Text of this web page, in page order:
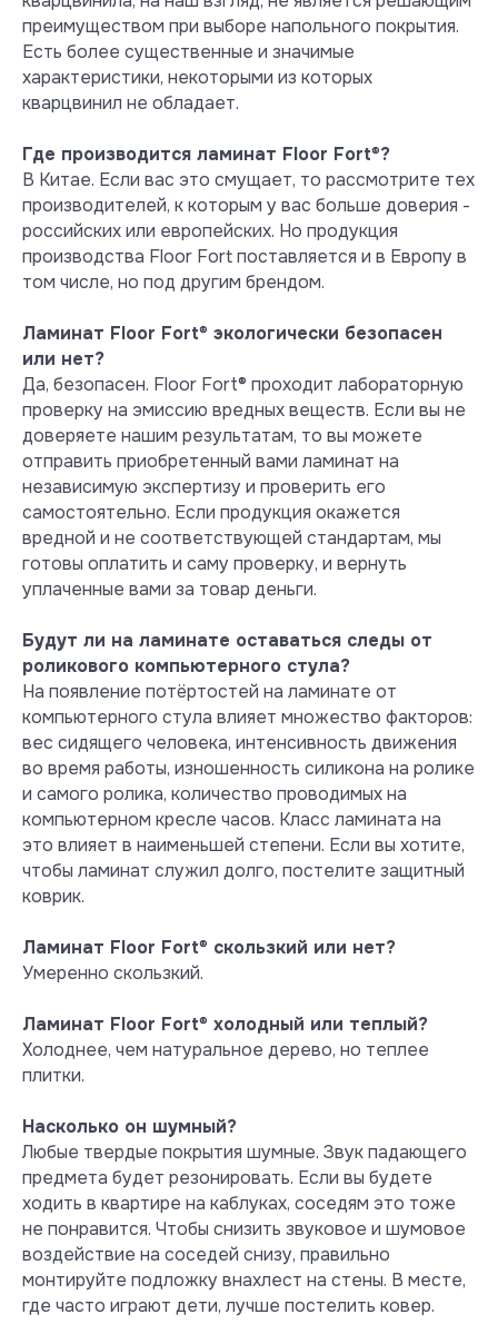
преимуществом при выборе напольного покрытия.
Есть более существенные и значимые
характеристики, некоторыми из которых
кварцвинил не обладает.
Где производится ламинат Floor Fort®?
В Китае. Если вас это смущает, то рассмотрите тех
производителей, к которым у вас больше доверия -
российских или европейских. Но продукция
производства Floor Fort поставляется и в Европу в
том числе, но под другим брендом.
Ламинат Floor Fort® экологически безопасен
или нет?
Да, безопасен. Floor Fort® проходит лабораторную
проверку на эмиссию вредных веществ. Если вы не
доверяете нашим результатам, то вы можете
отправить приобретенный вами ламинат на
независимую экспертизу и проверить его
самостоятельно. Если продукция окажется
вредной и не соответствующей стандартам, мы
готовы оплатить и саму проверку, и вернуть
уплаченные вами за товар деньги.
Будут ли на ламинате оставаться следы от
роликового компьютерного стула?
На появление потёртостей на ламинате от
компьютерного стула влияет множество факторов:
вес сидящего человека, интенсивность движения
во время работы, изношенность силикона на ролике
и самого ролика, количество проводимых на
компьютерном кресле часов. Класс ламината на
это влияет в наименьшей степени. Если вы хотите,
чтобы ламинат служил долго, постелите защитный
коврик.
Ламинат Floor Fort® скользкий или нет?
Умеренно скользкий.
Ламинат Floor Fort® холодный или теплый?
Холоднее, чем натуральное дерево, но теплее
плитки.
Насколько он шумный?
Любые твердые покрытия шумные. Звук падающего
предмета будет резонировать. Если вы будете
ходить в квартире на каблуках, соседям это тоже
не понравится. Чтобы снизить звуковое и шумовое
воздействие на соседей снизу, правильно
монтируйте подложку внахлест на стены. В месте,
где часто играют дети, лучше постелить ковер.
Тест на содержание
формальдегида
Содержание формальдегида в
ламинате Floor Fort менее 0,05 мг/
м3 (лимит порога обнаружения по
методу EN 717-1:2002), поэтому в
результатах испытаний имеется
обозначение ND – not detected –
не обнаружен.
Посмотреть сертификат
Тест на выделение вредных
влажности 50 %
Ламинат Floor Fort показывает
превосходные результаты и
абсолютную безопасность при
эксплуатации в обычных жилых
условиях.
Посмотреть сертификат
Тест на выделение вредных
летучих веществ при +40° С и
влажности 50 %
При нагреве +40° С испарения
формальдегида превышают норму
уже в 8 раз, а испарения стирола в
2 раза. Более безопасным для
систем «теплый пол» считается
MSPC ламинат, который при +40° С